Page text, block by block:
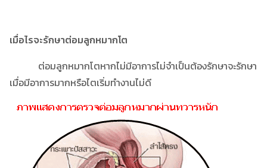
เมื่อไรจะรักษาต่อมลูกหมากโต
ต่อมลูกหมากโตหากไม่มีอาการไม่จำเป็นต้องรักษาจะรักษา
เมื่อมีอาการมากหรือไตเริ่มทำงานไม่ดี